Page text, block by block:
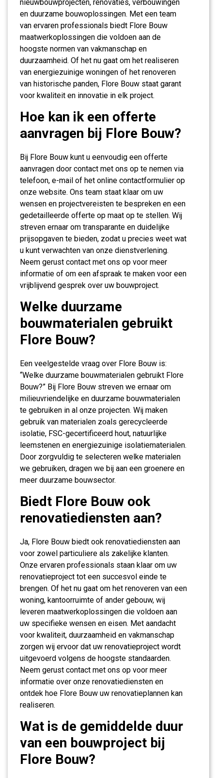
nieuwbouwprojecten, renovaties, verbouwingen
en duurzame bouwoplossingen. Met een team
van ervaren professionals biedt Flore Bouw
maatwerkoplossingen die voldoen aan de
hoogste normen van vakmanschap en
duurzaamheid. Of het nu gaat om het realiseren
van energiezuinige woningen of het renoveren
van historische panden, Flore Bouw staat garant
voor kwaliteit en innovatie in elk project.
Hoe kan ik een offerte
aanvragen bij Flore Bouw?
Bij Flore Bouw kunt u eenvoudig een offerte
aanvragen door contact met ons op te nemen via
telefoon, e-mail of het online contactformulier op
onze website. Ons team staat klaar om uw
wensen en projectvereisten te bespreken en een
gedetailleerde offerte op maat op te stellen. Wij
streven ernaar om transparante en duidelijke
prijsopgaven te bieden, zodat u precies weet wat
u kunt verwachten van onze dienstverlening.
Neem gerust contact met ons op voor meer
informatie of om een afspraak te maken voor een
vrijblijvend gesprek over uw bouwproject.
Welke duurzame
bouwmaterialen gebruikt
Flore Bouw?
Een veelgestelde vraag over Flore Bouw is:
“Welke duurzame bouwmaterialen gebruikt Flore
Bouw?” Bij Flore Bouw streven we ernaar om
milieuvriendelijke en duurzame bouwmaterialen
te gebruiken in al onze projecten. Wij maken
gebruik van materialen zoals gerecycleerde
isolatie, FSC-gecertificeerd hout, natuurlijke
leemstenen en energiezuinige isolatiematerialen.
Door zorgvuldig te selecteren welke materialen
we gebruiken, dragen we bij aan een groenere en
meer duurzame bouwsector.
Biedt Flore Bouw ook
renovatiediensten aan?
Ja, Flore Bouw biedt ook renovatiediensten aan
voor zowel particuliere als zakelijke klanten.
Onze ervaren professionals staan klaar om uw
renovatieproject tot een succesvol einde te
brengen. Of het nu gaat om het renoveren van een
woning, kantoorruimte of ander gebouw, wij
leveren maatwerkoplossingen die voldoen aan
uw specifieke wensen en eisen. Met aandacht
voor kwaliteit, duurzaamheid en vakmanschap
zorgen wij ervoor dat uw renovatieproject wordt
uitgevoerd volgens de hoogste standaarden.
Neem gerust contact met ons op voor meer
informatie over onze renovatiediensten en
ontdek hoe Flore Bouw uw renovatieplannen kan
realiseren.
Wat is de gemiddelde duur
van een bouwproject bij
Flore Bouw?